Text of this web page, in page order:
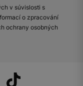
v súvislosti s
o zpracování
ochrany osobných